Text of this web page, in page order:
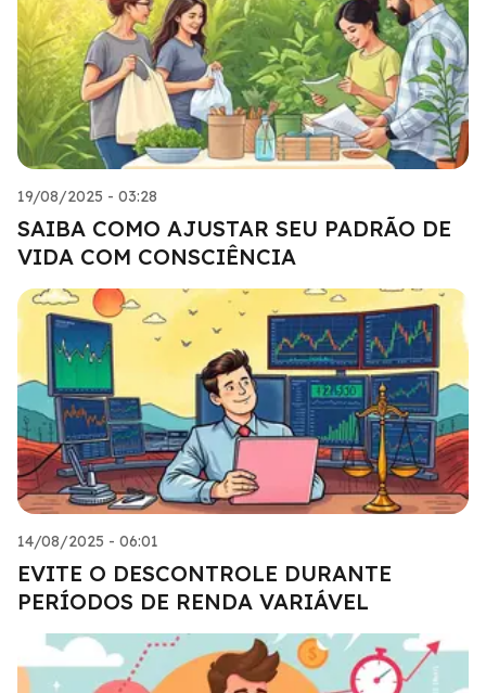
19/08/2025 - 03:28
SAIBA COMO AJUSTAR SEU PADRÃO DE
VIDA COM CONSCIÊNCIA
14/08/2025 - 06:01
EVITE O DESCONTROLE DURANTE
PERÍODOS DE RENDA VARIÁVEL